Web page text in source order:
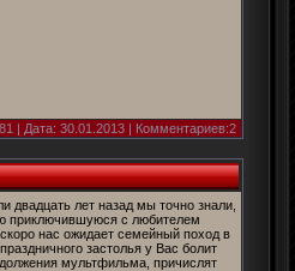
| Дата: 30.01.2013 | Комментариев:2
двадцать лет назад мы точно знали,
приключившуюся с любителем
нас ожидает семейный поход в
застолья у Вас болит
мультфильма, причислят